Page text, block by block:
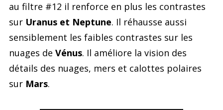
au filtre #12 il renforce en plus les contrastes
sur Uranus et Neptune. Il réhausse aussi
sensiblement les faibles contrastes sur les
nuages de Vénus. Il améliore la vision des
détails des nuages, mers et calottes polaires
sur Mars.